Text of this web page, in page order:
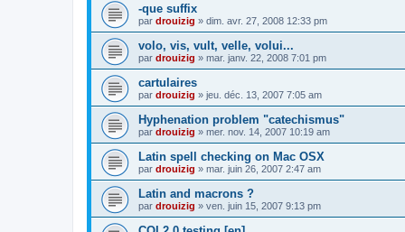
-que suffix
par drouizig » dim. avr. 27, 2008 12:33 pm
volo, vis, vult, velle, volui...
par drouizig » mar. janv. 22, 2008 7:01 pm
cartulaires
par drouizig » jeu. déc. 13, 2007 7:05 am
Hyphenation problem "catechismus"
par drouizig » mer. nov. 14, 2007 10:19 am
Latin spell checking on Mac OSX
par drouizig » mar. juin 26, 2007 2:47 am
Latin and macrons ?
par drouizig » ven. juin 15, 2007 9:13 pm